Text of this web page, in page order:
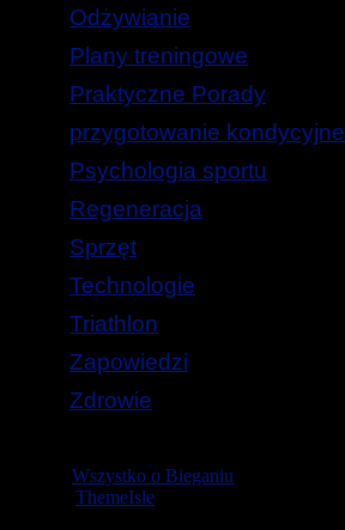
Odżywianie
Plany treningowe
Praktyczne Porady
przygotowanie kondycyjne
Psychologia sportu
Regeneracja
Sprzęt
Technologie
Triathlon
Zapowiedzi
Zdrowie
Wszystko o Bieganiu
ThemeIsle